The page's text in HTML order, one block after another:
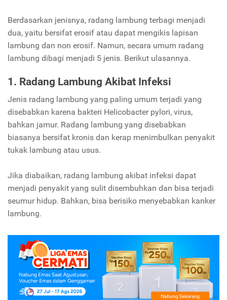
Berdasarkan jenisnya, radang lambung terbagi menjadi
dua, yaitu bersifat erosif atau dapat mengikis lapisan
lambung dan non erosif. Namun, secara umum radang
lambung dibagi menjadi 5 jenis. Berikut ulasannya.
1. Radang Lambung Akibat Infeksi
Jenis radang lambung yang paling umum terjadi yang
disebabkan karena bakteri Helicobacter pylori, virus,
bahkan jamur. Radang lambung yang disebabkan
biasanya bersifat kronis dan kerap menimbulkan penyakit
tukak lambung atau usus.
Jika diabaikan, radang lambung akibat infeksi dapat
menjadi penyakit yang sulit disembuhkan dan bisa terjadi
seumur hidup. Bahkan, bisa berisiko menyebabkan kanker
lambung.